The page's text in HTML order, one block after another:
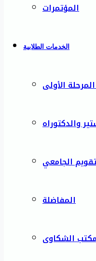
المؤتمرات
الخدمات الطلابية
الأولى
والدكتوراه
الجامعي
المفاضلة
الشكاوى